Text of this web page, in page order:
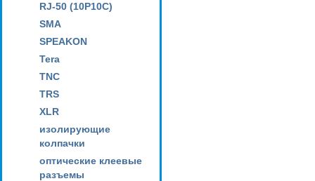
RJ-50 (10P10C)
SMA
SPEAKON
Tera
TNC
TRS
XLR
изолирующие
колпачки
оптические клеевые
разъемы